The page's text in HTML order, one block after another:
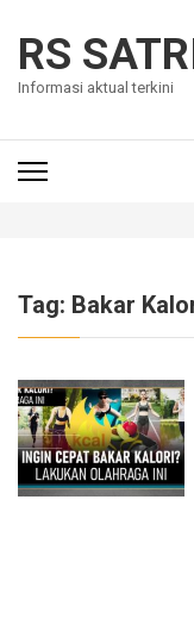
content
(Press
RS
Informasi aktual terkini
Tag: Bakar